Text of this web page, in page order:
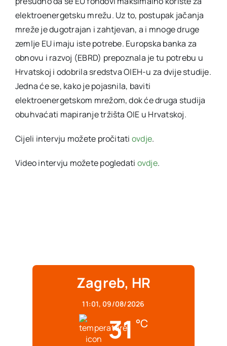
elektroenergetsku mrežu. Uz to, postupak jačanja
mreže je dugotrajan i zahtjevan, a i mnoge druge
zemlje EU imaju iste potrebe. Europska banka za
obnovu i razvoj (EBRD) prepoznala je tu potrebu u
Hrvatskoj i odobrila sredstva OIEH-u za dvije studije.
Jedna će se, kako je pojasnila, baviti
elektroenergetskom mrežom, dok će druga studija
obuhvaćati mapiranje tržišta OIE u Hrvatskoj.
Cijeli intervju možete pročitati ovdje.
Video intervju možete pogledati ovdje.
Zagreb, HR
11:01, 09/08/2026
31 °C